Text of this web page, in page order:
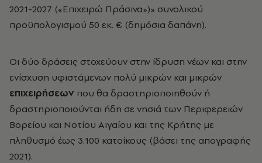
2021-2027 («Επιχειρώ Πράσινα»)» συνολικού
προϋπολογισμού 50 εκ. € (δημόσια δαπάνη).
Οι δύο δράσεις στοχεύουν στην ίδρυση νέων και στην
ενίσχυση υφιστάμενων πολύ μικρών και μικρών
επιχειρήσεων που θα δραστηριοποιηθούν ή
δραστηριοποιούνται ήδη σε νησιά των Περιφερειών
Βορείου και Νοτίου Αιγαίου και της Κρήτης με
πληθυσμό έως 3.100 κατοίκους (βάσει της απογραφής
2021).